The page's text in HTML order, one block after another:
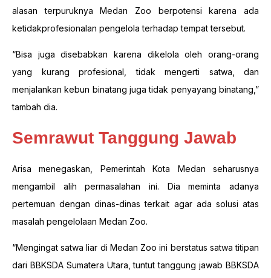
alasan terpuruknya Medan Zoo berpotensi karena ada
ketidakprofesionalan pengelola terhadap tempat tersebut.
“Bisa juga disebabkan karena dikelola oleh orang-orang
yang kurang profesional, tidak mengerti satwa, dan
menjalankan kebun binatang juga tidak penyayang binatang,”
tambah dia.
Semrawut Tanggung Jawab
Arisa menegaskan, Pemerintah Kota Medan seharusnya
mengambil alih permasalahan ini. Dia meminta adanya
pertemuan dengan dinas-dinas terkait agar ada solusi atas
masalah pengelolaan Medan Zoo.
“Mengingat satwa liar di Medan Zoo ini berstatus satwa titipan
dari BBKSDA Sumatera Utara, tuntut tanggung jawab BBKSDA